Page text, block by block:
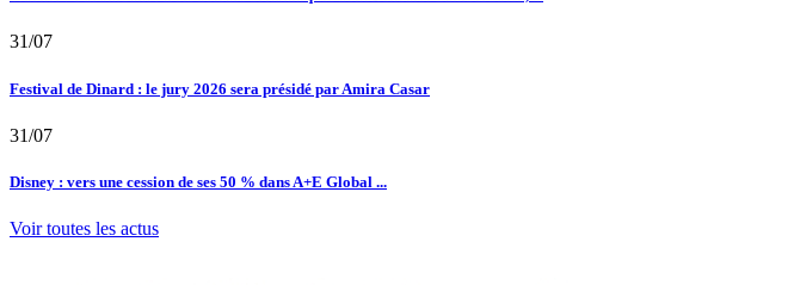
31/07
Festival de Dinard : le jury 2026 sera présidé par Amira Casar
31/07
Disney : vers une cession de ses 50 % dans A+E Global ...
Voir toutes les actus